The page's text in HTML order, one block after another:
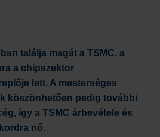
találja magát a TSMC, a
a chipszektor
lett. A mesterséges
köszönhetően pedig további
így a TSMC árbevétele és
nő.